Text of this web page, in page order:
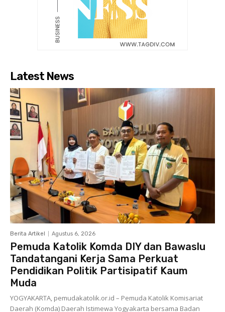
Latest News
Berita Artikel Agustus 6, 2026
Pemuda Katolik Komda DIY dan Bawaslu
Tandatangani Kerja Sama Perkuat
Pendidikan Politik Partisipatif Kaum
Muda
YOGYAKARTA, pemudakatolik.or.id – Pemuda Katolik Komisariat
Daerah (Komda) Daerah Istimewa Yogyakarta bersama Badan